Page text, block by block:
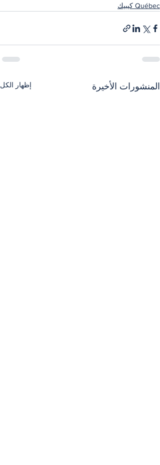
Québec كيبيك
المنشورات الأخيرة إظهار الكل